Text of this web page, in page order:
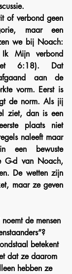
of verbond geen
maar een
we bij Noach:
Mijn verbond
6:18). Dat
aan de
vorm. Eerst is
de norm. Als jij
ziet, dan is een
plaats niet
naleeft maar
een bewuste
G-d van Noach,
De wetten zijn
maar ze geven
de mensen
betekent
dat ze daarom
hebben ze